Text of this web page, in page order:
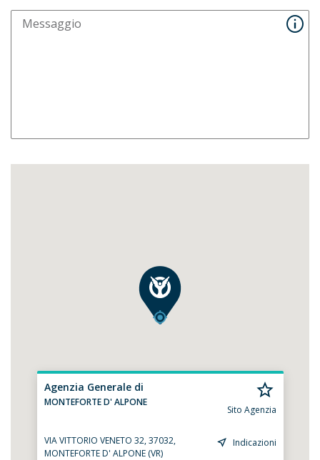
Messaggio
Agenzia Generale di
MONTEFORTE D' ALPONE
Sito Agenzia
VIA VITTORIO VENETO 32, 37032,
MONTEFORTE D' ALPONE (VR)
Indicazioni